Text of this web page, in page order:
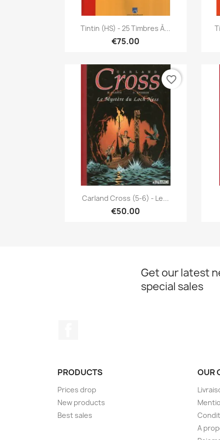
Quick view
Tintin (HS) - 25 Timbres À...
€75.00
Quick view
Carland Cross (5-6) - Le...
€50.00
favorite_border
Get our latest
special sales
PRODUCTS
Prices drop
New products
Best sales
OUR
A